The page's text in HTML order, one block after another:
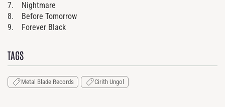
7. Nightmare
8. Before Tomorrow
9. Forever Black
TAGS
Metal Blade Records Cirith Ungol